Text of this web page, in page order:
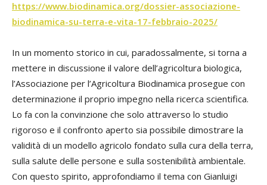
https://www.biodinamica.org/dossier-associazione-
biodinamica-su-terra-e-vita-17-febbraio-2025/
In un momento storico in cui, paradossalmente, si torna a
mettere in discussione il valore dell’agricoltura biologica,
l’Associazione per l’Agricoltura Biodinamica prosegue con
determinazione il proprio impegno nella ricerca scientifica.
Lo fa con la convinzione che solo attraverso lo studio
rigoroso e il confronto aperto sia possibile dimostrare la
validità di un modello agricolo fondato sulla cura della terra,
sulla salute delle persone e sulla sostenibilità ambientale.
Con questo spirito, approfondiamo il tema con Gianluigi